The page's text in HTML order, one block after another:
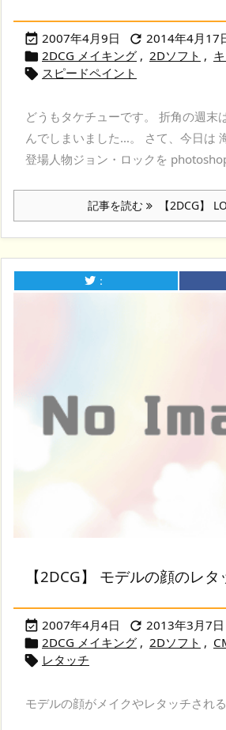
 2007年4月9日  2014年4月17
 2DCG メイキング , 2Dソフト ,
 スピードペイント
どうもタケチューです。 折角の週末
んでしまいました…。 さて、今日は
登場人物ジョン・ロックを
記事を読む 【2DCG】
：
【2DCG】 モデルの顔のレタ
 2007年4月4日  2013年3月7日
 2DCG メイキング , 2Dソフト ,
 レタッチ
モデルの顔がメイクやレタッチされ